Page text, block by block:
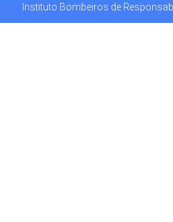
Instituto Bombeiros de